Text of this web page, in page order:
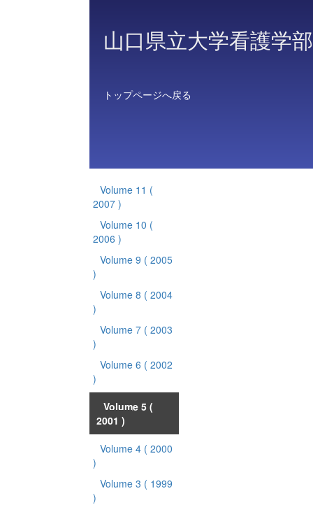
山口県立大学看護学
トップページへ戻る
Volume 11 (
2007 )
Volume 10 (
2006 )
Volume 9 ( 2005
)
Volume 8 ( 2004
)
Volume 7 ( 2003
)
Volume 6 ( 2002
)
Volume 5 (
2001 )
Volume 4 ( 2000
)
Volume 3 ( 1999
)